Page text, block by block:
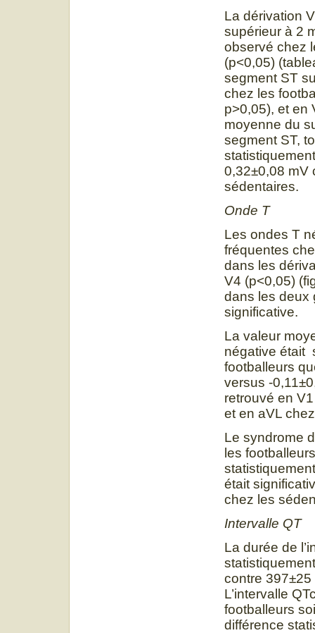
La dérivation
supérieur à 2
observé chez
(p<0,05)
segment ST
chez les
p>0,05), et en
moyenne du
segment ST,
0,32±0,08 mV
sédentaires.
Onde T
Les ondes T
fréquentes
dans les
V4 (p<0,05)
dans les deux
significative.
La valeur
négative était
footballeurs
versus -
retrouvé en
et en aVL
Le syndrome
les
était
chez les
Intervalle QT
La durée de
contre
L’intervalle
footballeurs
différence